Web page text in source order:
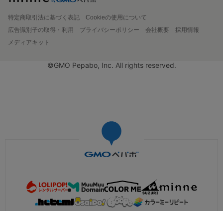
特定商取引法に基づく表記
Cookieの使用について
広告識別子の取得・利用
プライバシーポリシー 会社概要
採用情報
メディアキット
©GMO Pepabo, Inc. All rights reserved.